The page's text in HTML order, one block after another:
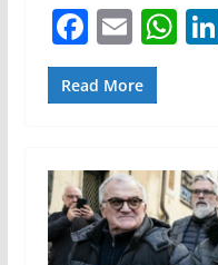
F
ac
e
o
o
k
E
m
ai
W
A
p
p
Read More